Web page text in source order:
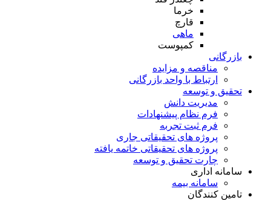
خرما
قارچ
ماهی
کمپوست
بازرگانی
مناقصه و مزایده
ارتباط با واحد بازرگانی
تحقیق و توسعه
مدیریت دانش
فرم نظام پیشنهادات
فرم ثبت تجربه
پروژه های تحقیقاتی جاری
پروژه های تحقیقاتی خاتمه یافته
چارت تحقیق و توسعه
سامانه اداری
سامانه بیمه
تامین کنندگان